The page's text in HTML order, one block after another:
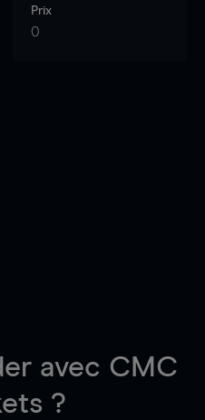
Prix
0
avec CMC
?